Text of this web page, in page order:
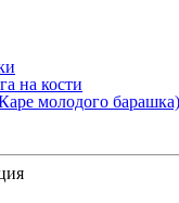
на кости
молодого барашка)